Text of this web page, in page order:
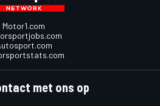
Motor1.com
met ons op